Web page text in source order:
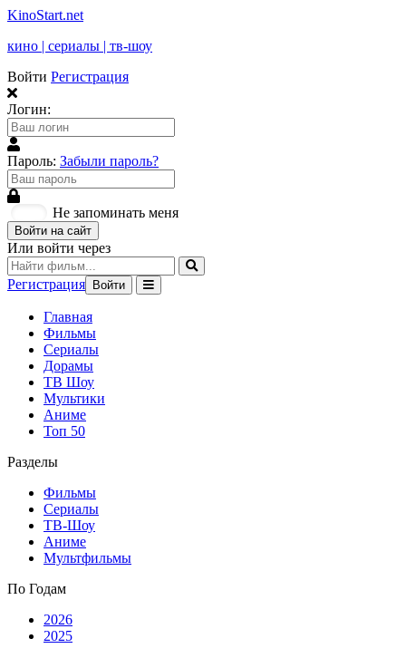
KinoStart.net
кино | сериалы | тв-шоу
Войти Регистрация
Логин:
Пароль: Забыли пароль?
Не запоминать меня
Войти на сайт
Или войти через
Регистрация Войти
Главная
Фильмы
Сериалы
Дорамы
ТВ Шоу
Мультики
Аниме
Топ 50
Разделы
Фильмы
Сериалы
ТВ-Шоу
Аниме
Мультфильмы
По Годам
2026
2025